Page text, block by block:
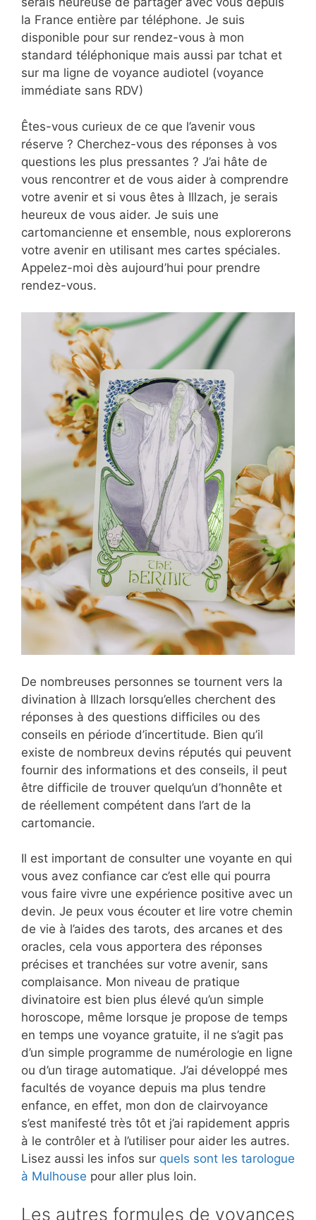
la France entière par téléphone. Je suis
disponible pour sur rendez-vous à mon
standard téléphonique mais aussi par tchat et
sur ma ligne de voyance audiotel (voyance
immédiate sans RDV)
Êtes-vous curieux de ce que l’avenir vous
réserve ? Cherchez-vous des réponses à vos
questions les plus pressantes ? J’ai hâte de
vous rencontrer et de vous aider à comprendre
votre avenir et si vous êtes à Illzach, je serais
heureux de vous aider. Je suis une
cartomancienne et ensemble, nous explorerons
votre avenir en utilisant mes cartes spéciales.
Appelez-moi dès aujourd’hui pour prendre
rendez-vous.
De nombreuses personnes se tournent vers la
divination à Illzach lorsqu’elles cherchent des
réponses à des questions difficiles ou des
conseils en période d’incertitude. Bien qu’il
existe de nombreux devins réputés qui peuvent
fournir des informations et des conseils, il peut
être difficile de trouver quelqu’un d’honnête et
de réellement compétent dans l’art de la
cartomancie.
Il est important de consulter une voyante en qui
vous avez confiance car c’est elle qui pourra
vous faire vivre une expérience positive avec un
devin. Je peux vous écouter et lire votre chemin
de vie à l’aides des tarots, des arcanes et des
oracles, cela vous apportera des réponses
précises et tranchées sur votre avenir, sans
complaisance. Mon niveau de pratique
divinatoire est bien plus élevé qu’un simple
horoscope, même lorsque je propose de temps
en temps une voyance gratuite, il ne s’agit pas
d’un simple programme de numérologie en ligne
ou d’un tirage automatique. J’ai développé mes
facultés de voyance depuis ma plus tendre
enfance, en effet, mon don de clairvoyance
s’est manifesté très tôt et j’ai rapidement appris
à le contrôler et à l’utiliser pour aider les autres.
Lisez aussi les infos sur quels sont les tarologue
à Mulhouse pour aller plus loin.
Les autres formules de voyances